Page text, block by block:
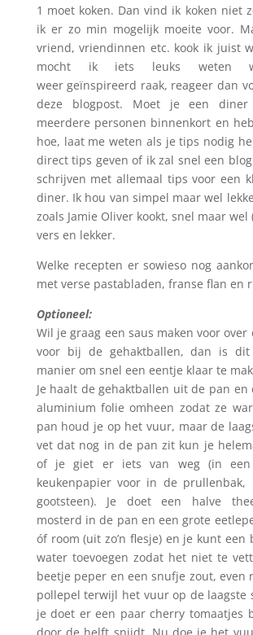
1 moet koken. Dan vind ik koken niet
ik er zo min mogelijk moeite voor.
vriend, vriendinnen etc. kook ik juist
mocht ik iets leuks weten
weer geïnspireerd raak, reageer dan
deze blogpost. Moet je een diner
meerdere personen binnenkort en
hoe, laat me weten als je tips nodig
direct tips geven of ik zal snel een
schrijven met allemaal tips voor een
diner. Ik hou van simpel maar wel
zoals Jamie Oliver kookt, snel maar wel
vers en lekker.
Welke recepten er sowieso nog
met verse pastabladen, franse flan en
Optioneel:
Wil je graag een saus maken voor over
voor bij de gehaktballen, dan is dit
manier om snel een eentje klaar te
Je haalt de gehaktballen uit de pan en
aluminium folie omheen zodat ze
pan houd je op het vuur, maar de
vet dat nog in de pan zit kun je
of je giet er iets van weg (in
keukenpapier voor in de prullenbak,
gootsteen). Je doet een halve
mosterd in de pan en een grote
óf room (uit zo’n flesje) en je kunt een
water toevoegen zodat het niet te
beetje peper en een snufje zout, even
pollepel terwijl het vuur op de laagste
je doet er een paar cherry tomaatjes